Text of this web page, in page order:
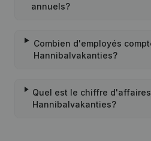
annuels?
Combien d'employés
Hannibalvakanties?
Quel est le chiffre
Hannibalvakanties?